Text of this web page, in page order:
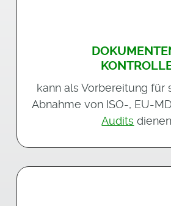
kann als Vorbereitung für
Abnahme von ISO-, EU-
Audits dienen